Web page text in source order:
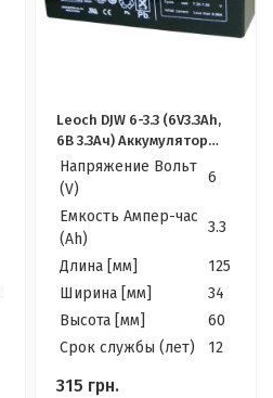
Leoch DJW 6-3.3 (6V3.3Ah,
6В 3.3Ач) Аккумулятор
Леоч
Напряжение Вольт
(V)
6
Емкость Ампер-час
(Ah)
3.3
Длина [мм]
125
Ширина [мм]
34
Высота [мм]
60
Cрок службы (лет)
12
315 грн.